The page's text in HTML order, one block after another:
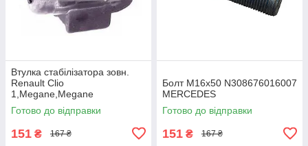
Втулка стабiлізатора зовн.
Renault Clio
1,Megane,Megane
Classic,Megane Scenic,R19
60643 3RG
Готово до відправки
151 ₴ 167 ₴
Болт M16x50 N308676016007
MERCEDES
Готово до відправки
151 ₴ 167 ₴